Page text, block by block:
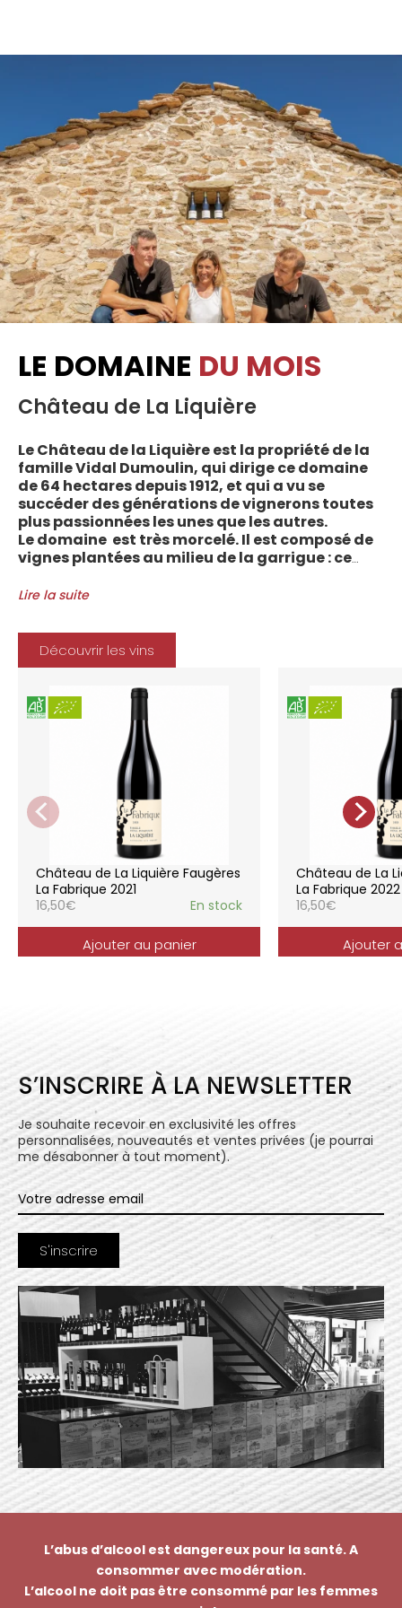
LE DOMAINE DU MOIS
Château de La Liquière
Le Château de la Liquière est la propriété de la
famille Vidal Dumoulin, qui dirige ce domaine
de 64 hectares depuis 1912, et qui a vu se
succéder des générations de vignerons toutes
plus passionnées les unes que les autres.
Le domaine est très morcelé. Il est composé de
vignes plantées au milieu de la garrigue : ce
entre les villages d’Autignac, Caussiniojouls,
l’Appellation. La grande majorité des parcelles,
sur sols de schistes, font face au sud, à la
Méditerranée.
Le vignoble du Château de la Liquière est
agriculture biologique depuis 2008 et 2012
marque le premier millésime certifié du
domaine. Les soins apportés y sont conformes :
pratiques respectueuses de l’environnement et
de la vigne, vendanges manuelles, vinifications
soignées et strictement suivies.
La gamme des vins du Château de la
Liquière est adaptée à chaque style de
consommation, à chaque moment de la vie,
elle reflète parfaitement la pureté de
l’expression du terroir.
Lire la suite
Découvrir les vins
Château de La Liquière Faugères
La Fabrique 2021
16,50€ En stock
Ajouter au panier
Château de La
La Fabrique 2022
16,50€
Ajouter
S’INSCRIRE À LA NEWSLETTER
Je souhaite recevoir en exclusivité les offres
personnalisées, nouveautés et ventes privées (je pourrai
me désabonner à tout moment).
L’abus d’alcool est dangereux pour la santé. A
consommer avec modération.
L’alcool ne doit pas être consommé par les femmes